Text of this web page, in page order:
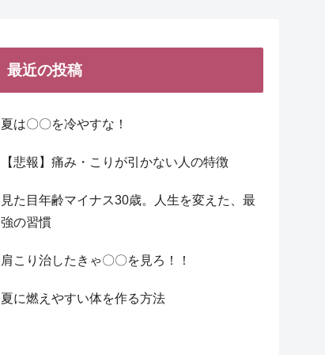
最近の投稿
夏は〇〇を冷やすな！
【悲報】痛み・こりが引かない人の特徴
見た目年齢マイナス30歳。人生を変えた、最
強の習慣
肩こり治したきゃ〇〇を見ろ！！
夏に燃えやすい体を作る方法